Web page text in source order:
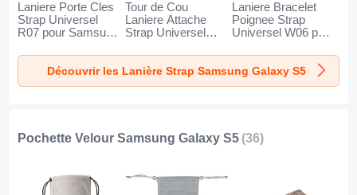
Laniere Porte Cles
Strap Universel
R07 pour Samsung
Tour de Cou
Laniere Attache
Strap Universel
Galaxy S5 Noir
Laniere Bracelet
Poignee Strap
Universel W06 pour
S5 Noir
Découvrir les Lanière Strap Samsung Galaxy S5
Pochette Velour Samsung Galaxy S5 (36)